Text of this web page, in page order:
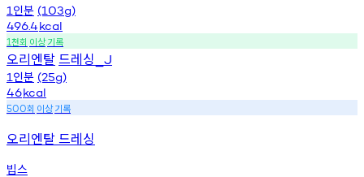
1 인분 (103g)
496.4kcal
1천회 이상기록
오리엔탈드레싱 _J
1 인분 (25g)
46kcal
500회 이상기록
오리엔탈 드레싱
빕스